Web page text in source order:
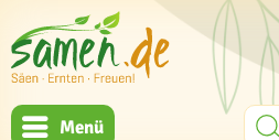
Menü